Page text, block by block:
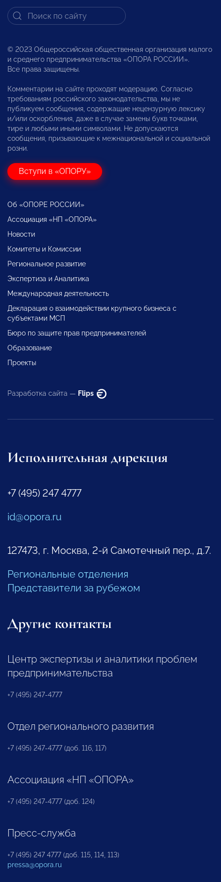
© 2023 Общероссийская общественная организация малого
и среднего предпринимательства «ОПОРА РОССИИ».
Все права защищены.
Комментарии на сайте проходят модерацию. Согласно
требованиям российского законодательства, мы не
публикуем сообщения, содержащие нецензурную лексику
и/или оскорбления, даже в случае замены букв точками,
тире и любыми иными символами. Не допускаются
сообщения, призывающие к межнациональной и социальной
розни.
Вступи в «ОПОРУ»
Об «ОПОРЕ РОССИИ»
Ассоциация «НП «ОПОРА»
Новости
Комитеты и Комиссии
Региональное развитие
Экспертиза и Аналитика
Международная деятельность
Декларация о взаимодействии крупного бизнеса с
субъектами МСП
Бюро по защите прав предпринимателей
Образование
Проекты
Разработка сайта — Flips
Исполнительная дирекция
+7 (495) 247 4777
id@opora.ru
127473, г. Москва, 2-й Самотечный пер., д.7.
Региональные отделения
Представители за рубежом
Другие контакты
Центр экспертизы и аналитики проблем
предпринимательства
+7 (495) 247-4777
Отдел регионального развития
+7 (495) 247-4777 (доб. 116, 117)
Ассоциация «НП «ОПОРА»
+7 (495) 247-4777 (доб. 124)
Пресс-служба
+7 (495) 247 4777 (доб. 115, 114, 113)
pressa@opora.ru